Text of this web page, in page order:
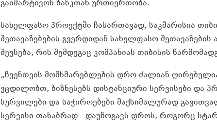
გაიმარტივონ ბანკთან ურთიერთობა.
სახელფასო პროექტში ჩასართავად, საკმარისია
შეთავაზებების გვერდიდან სახელფასო შეთავაზების
შევსება, რის შემდეგაც კომპანიას თიბისის
„ჩვენთვის მომხმარებლების დრო ძალიან
ვცდილობთ, ბიზნესებს დისტანციური სერვისები და
სურვილები და საჭიროებები მაქსიმალურად
სერვისი თანაბრად დაუზოგავს დროს, როგორც